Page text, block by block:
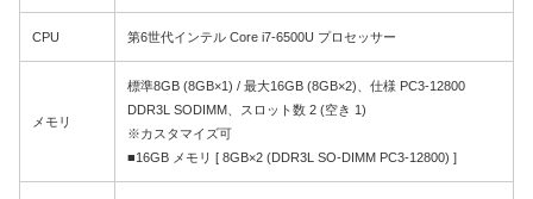
CPU 第6世代インテル Core i7-6500U プロセッサー
メモリ
標準8GB (8GB×1) / 最大16GB (8GB×2)、仕様 PC3-12800
DDR3L SODIMM、スロット数 2 (空き 1)
※カスタマイズ可
■16GB メモリ [ 8GB×2 (DDR3L SO-DIMM PC3-12800) ]